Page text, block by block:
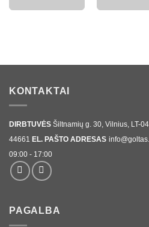
KONTAKTAI
DIRBTUVĖS Šiltnamių g. 30, Vilnius, LT-
44661 EL. PAŠTO ADRESAS
09:00 - 17:00
PAGALBA